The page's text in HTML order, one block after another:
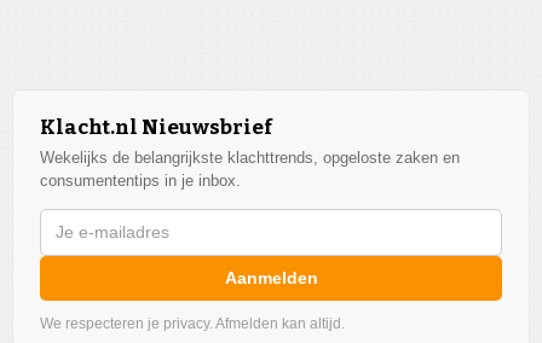
Klacht.nl Nieuwsbrief
Wekelijks de belangrijkste klachttrends, opgeloste zaken en
consumententips in je inbox.
Aanmelden
We respecteren je privacy. Afmelden kan altijd.